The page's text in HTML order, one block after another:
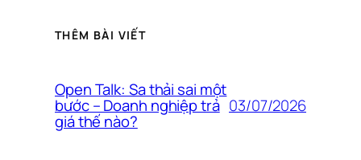
THÊM BÀI VIẾT
Open Talk: Sa thải sai một
bước – Doanh nghiệp trả
giá thế nào?
03/07/2026